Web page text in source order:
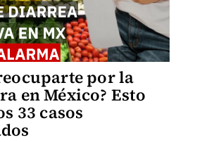
por la
en México? Esto
33 casos